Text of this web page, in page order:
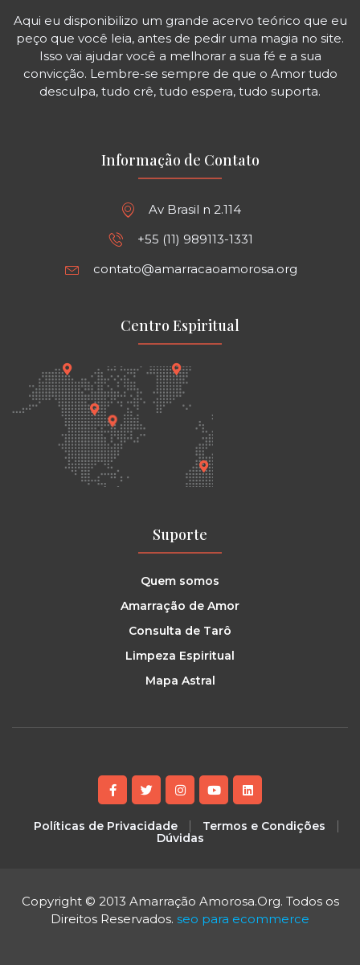
Aqui eu disponibilizo um grande acervo teórico que eu
peço que você leia, antes de pedir uma magia no site.
Isso vai ajudar você a melhorar a sua fé e a sua
convicção. Lembre-se sempre de que o Amor tudo
desculpa, tudo crê, tudo espera, tudo suporta.
Informação de Contato
Av Brasil n 2.114
+55 (11) 989113-1331
contato@amarracaoamorosa.org
Centro Espiritual
Suporte
Quem somos
Amarração de Amor
Consulta de Tarô
Limpeza Espiritual
Mapa Astral
Políticas de Privacidade
Termos e Condições
Dúvidas
Copyright © 2013 Amarração Amorosa.Org. Todos os
Direitos Reservados. seo para ecommerce